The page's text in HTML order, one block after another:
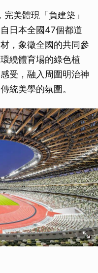
美體現「負建築」
日本全國47個都道
，象徵全國的共同參
繞體育場的綠色植
受，融入周圍明治神
統美學的氛圍。